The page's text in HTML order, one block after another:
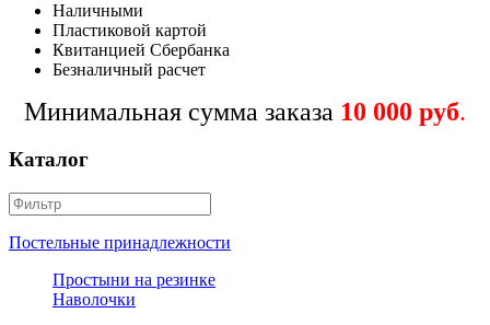
Наличными
Пластиковой картой
Квитанцией Сбербанка
Безналичный расчет
Минимальная сумма заказа 10 000 руб.
Каталог
Постельные принадлежности
Простыни на резинке
Наволочки